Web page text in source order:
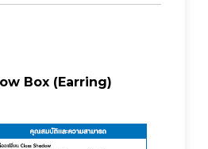
Box (Earring)